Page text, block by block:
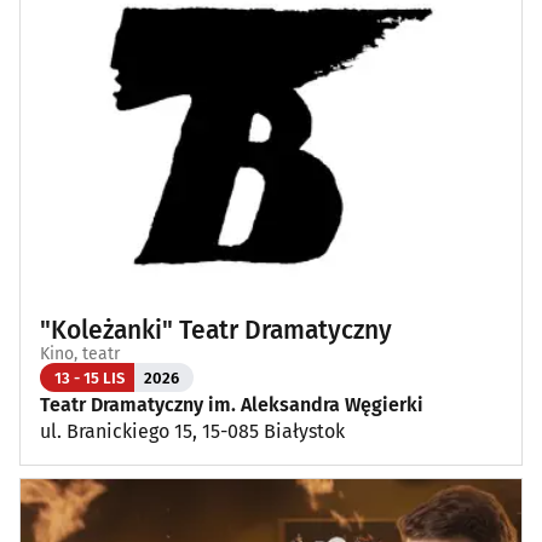
"Koleżanki" Teatr Dramatyczny
Kino, teatr
13 - 15 LIS 2026
Teatr Dramatyczny im. Aleksandra Węgierki
ul. Branickiego 15, 15-085 Białystok